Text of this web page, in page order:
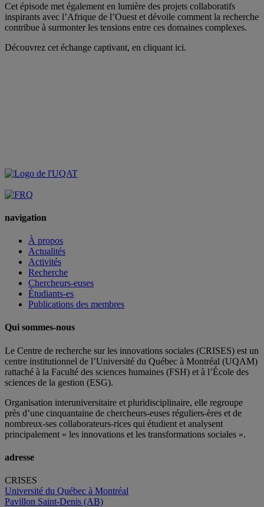
Cet épisode met également en lumière des projets collaboratifs
inspirants avec l’Afrique de l’Ouest et dévoile comment la recherche
contribue à surmonter les tensions entre ces domaines complexes.
Découvrez cet échange captivant, en cliquant ici.
navigation
À propos
Actualités
Activités
Recherche
Chercheurs-euses
Étudiants-es
Publications des membres
Qui sommes-nous
Le Centre de recherche sur les innovations sociales (CRISES) est un
centre institutionnel de l’Université du Québec à Montréal (UQAM)
rattaché à la Faculté des sciences humaines (FSH) et à l’École des
sciences de la gestion (ESG).
Organisation interuniversitaire et pluridisciplinaire, elle regroupe
près d’une cinquantaine de chercheurs-euses réguliers-ères et de
nombreux-ses collaborateurs-rices qui étudient et analysent
principalement « les innovations et les transformations sociales ».
adresse
CRISES
Université du Québec à Montréal
Pavillon Saint-Denis (AB)